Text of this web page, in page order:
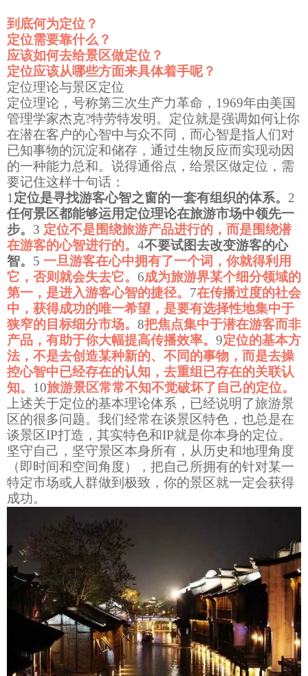
到底何为定位？
定位需要靠什么？
应该如何去给景区做定位？
定位应该从哪些方面来具体着手呢？
定位理论与景区定位
定位理论，号称第三次生产力革命， 1969年由美国
管理学家杰克?特劳特发明。定位就是强调如何让你
在潜在客户的心智中与众不同，而心智是指人们对
已知事物的沉淀和储存，通过生物反应而实现动因
的一种能力总和。说得通俗点，给景区做定位，需
要记住这样十句话：
1 定位是寻找游客心智之窗的一套有组织的体系。 2
任何景区都能够运用定位理论在旅游市场中领先一
步。 3 定位不是围绕旅游产品进行的，而是围绕潜
在游客的心智进行的。 4不要试图去改变游客的心
智。 5 一旦游客在心中拥有了一个词，你就得利用
它，否则就会失去它。 6成为旅游界某个细分领域的
第一，是进入游客心智的捷径。 7在传播过度的社会
中，获得成功的唯一希望，是要有选择性地集中于
狭窄的目标细分市场。 8把焦点集中于潜在游客而非
产品，有助于你大幅提高传播效率。 9定位的基本方
法，不是去创造某种新的、不同的事物，而是去操
控心智中已经存在的认知，去重组已存在的关联认
知。 10旅游景区常常不知不觉破坏了自己的定位。
上述关于定位的基本理论体系，已经说明了旅游景
区的很多问题。我们经常在谈景区特色，也总是在
谈景区IP打造，其实特色和IP就是你本身的定位。
坚守自己，坚守景区本身所有，从历史和地理角度
（即时间和空间角度），把自己所拥有的针对某一
特定市场或人群做到极致，你的景区就一定会获得
成功。